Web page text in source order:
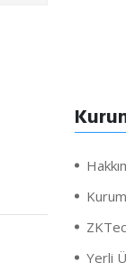
Yerli